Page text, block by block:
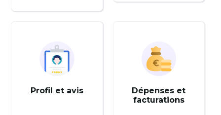
Profil et avis
Dépenses et
facturations